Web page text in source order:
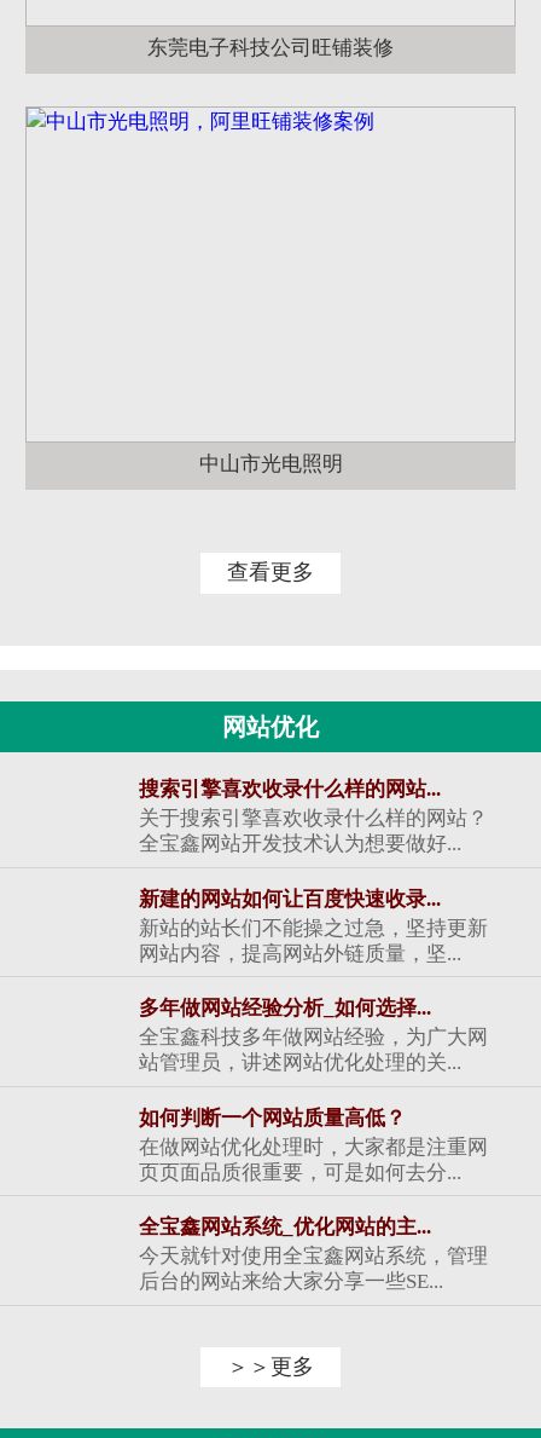
东莞电子科技公司旺铺装修
中山市光电照明
查看更多
网站优化
搜索引擎喜欢收录什么样的网站...
关于搜索引擎喜欢收录什么样的网站？
全宝鑫网站开发技术认为想要做好...
新建的网站如何让百度快速收录...
新站的站长们不能操之过急，坚持更新
网站内容，提高网站外链质量，坚...
多年做网站经验分析_如何选择...
全宝鑫科技多年做网站经验，为广大网
站管理员，讲述网站优化处理的关...
如何判断一个网站质量高低？
在做网站优化处理时，大家都是注重网
页页面品质很重要，可是如何去分...
全宝鑫网站系统_优化网站的主...
今天就针对使用全宝鑫网站系统，管理
后台的网站来给大家分享一些SE...
＞＞更多